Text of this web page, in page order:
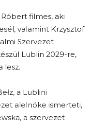
filmes, aki
valamint Krzysztof
Szervezet
Lublin 2029-re,
lesz.
a Lublini
alelnöke ismerteti,
a szervezet